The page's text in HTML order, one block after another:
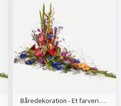
Båredekoration - Et farverigt farvel